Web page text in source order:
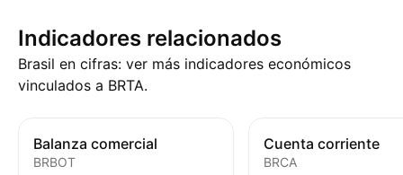
Indicadores relacionados
Brasil en cifras: ver más indicadores económicos
vinculados a BRTA.
Balanza comercial
BRBOT
Cuenta corriente
BRCA